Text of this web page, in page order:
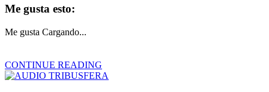
Me gusta esto:
Me gusta Cargando...
CONTINUE READING